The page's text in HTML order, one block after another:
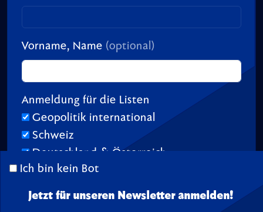
Vorname, Name (optional)
Anmeldung für die Listen
Geopolitik international
Schweiz
Deutschland & Österreich
Ich bin kein Bot
Jetzt für unseren Newsletter anmelden!